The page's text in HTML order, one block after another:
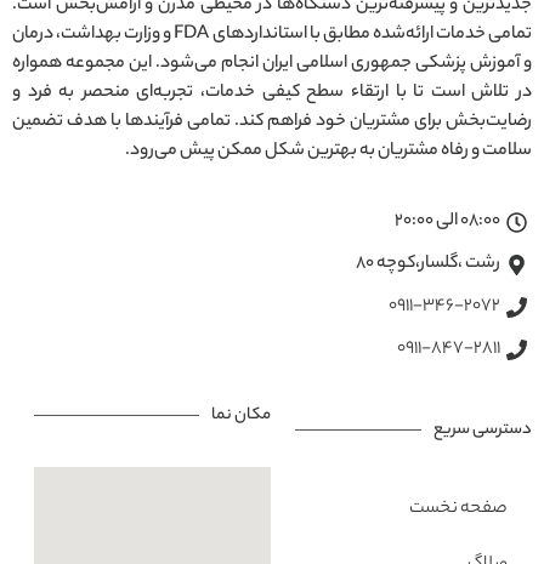
جدیدترین و پیشرفته‌ترین دستگاه‌ها در محیطی مدرن و آرامش‌بخش است.
تمامی خدمات ارائه‌شده مطابق با استانداردهای FDA و وزارت بهداشت، درمان
و آموزش پزشکی جمهوری اسلامی ایران انجام می‌شود. این مجموعه همواره
در تلاش است تا با ارتقاء سطح کیفی خدمات، تجربه‌ای منحصر به فرد و
رضایت‌بخش برای مشتریان خود فراهم کند. تمامی فرآیندها با هدف تضمین
سلامت و رفاه مشتریان به بهترین شکل ممکن پیش می‌رود.
08:00 الی 20:00
رشت ،گلسار،کوچه ۸۰
0911-346-2072
0911-847-2811
دسترسی سریع
صفحه نخست
مکان نما